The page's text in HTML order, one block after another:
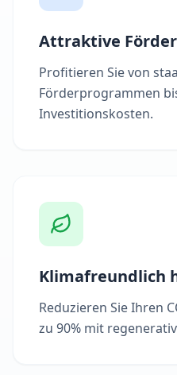
Attraktive
Profitieren Sie von
Förderprogrammen
Investitionskosten.
Klimafreundlich
Reduzieren Sie Ihren
zu 90% mit